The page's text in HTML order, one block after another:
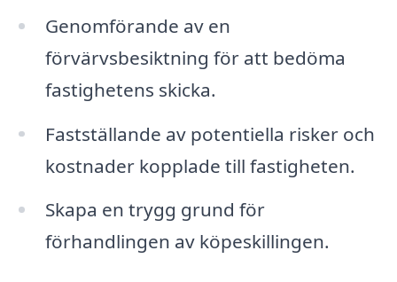
Genomförande av en
förvärvsbesiktning för att bedöma
fastighetens skicka.
Fastställande av potentiella risker och
kostnader kopplade till fastigheten.
Skapa en trygg grund för
förhandlingen av köpeskillingen.